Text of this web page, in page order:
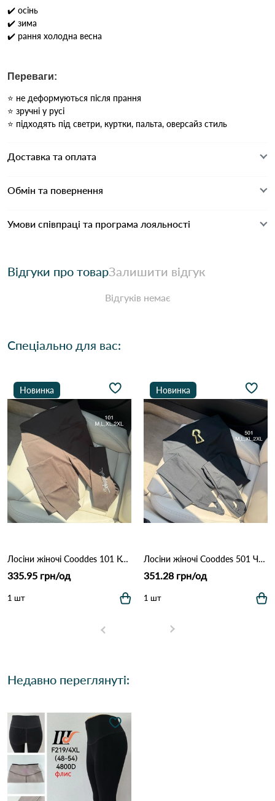
✔️ осінь
✔️ зима
✔️ рання холодна весна
Переваги:
⭐ не деформуються після прання
⭐ зручні у русі
⭐ підходять під светри, куртки, пальта, оверсайз стиль
Доставка та оплата
Обмін та повернення
Умови співпраці та програма лояльності
Відгуки про товарЗалишити відгук
Відгуків немає
Спеціально для вас:
Новинка
Лосіни жіночі Cooddes 101 Коричневий
335.95 грн/од
1 шт
Новинка
Лосіни жіночі Cooddes 501 Чорний
351.28 грн/од
1 шт
Недавно переглянуті: